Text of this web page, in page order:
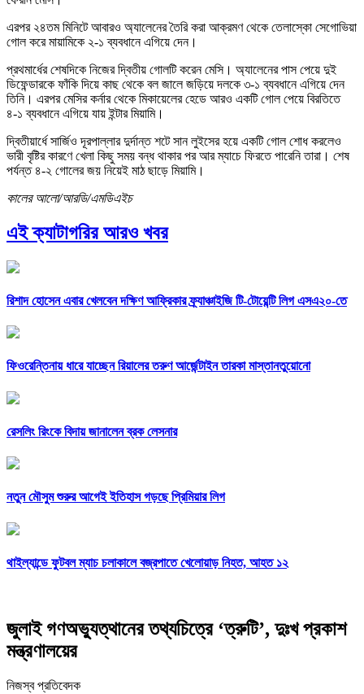
এরপর ২৪তম মিনিটে আবারও অ্যালেনের তৈরি করা আক্রমণ থেকে তেলাস্কো সেগোভিয়া
গোল করে মায়ামিকে ২-১ ব্যবধানে এগিয়ে দেন।
প্রথমার্ধের শেষদিকে নিজের দ্বিতীয় গোলটি করেন মেসি। অ্যালেনের পাস পেয়ে দুই
ডিফেন্ডারকে ফাঁকি দিয়ে কাছ থেকে বল জালে জড়িয়ে দলকে ৩-১ ব্যবধানে এগিয়ে দেন
তিনি। এরপর মেসির কর্নার থেকে মিকায়েলের হেডে আরও একটি গোল পেয়ে বিরতিতে
৪-১ ব্যবধানে এগিয়ে যায় ইন্টার মিয়ামি।
দ্বিতীয়ার্ধে সার্জিও দূরপাল্লার দুর্দান্ত শটে সান লুইসের হয়ে একটি গোল শোধ করলেও
ভারী বৃষ্টির কারণে খেলা কিছু সময় বন্ধ থাকার পর আর ম্যাচে ফিরতে পারেনি তারা। শেষ
পর্যন্ত ৪-২ গোলের জয় নিয়েই মাঠ ছাড়ে মিয়ামি।
কালের আলো/আরডি/এমডিএইচ
এই ক্যাটাগরির আরও খবর
রিশাদ হোসেন এবার খেলবেন দক্ষিণ আফ্রিকার ফ্র্যাঞ্চাইজি টি-টোয়েন্টি লিগ এসএ২০-তে
ফিওরেন্তিনায় ধারে যাচ্ছেন রিয়ালের তরুণ আর্জেন্টাইন তারকা মাস্তানতুয়োনো
রেসলিং রিংকে বিদায় জানালেন ব্রক লেসনার
নতুন মৌসুম শুরুর আগেই ইতিহাস গড়ছে প্রিমিয়ার লিগ
থাইল্যান্ডে ফুটবল ম্যাচ চলাকালে বজ্রপাতে খেলোয়াড় নিহত, আহত ১২
জুলাই গণঅভ্যুত্থানের তথ্যচিত্রে ‘ত্রুটি’, দুঃখ প্রকাশ
মন্ত্রণালয়ের
নিজস্ব প্রতিবেদক